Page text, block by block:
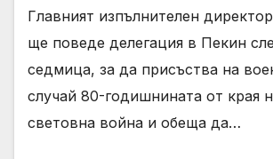
Главният изпълнителен
ще поведе делегация в Пекин
седмица, за да присъства на
случай 80-годишнината от края
световна война и обеща да…